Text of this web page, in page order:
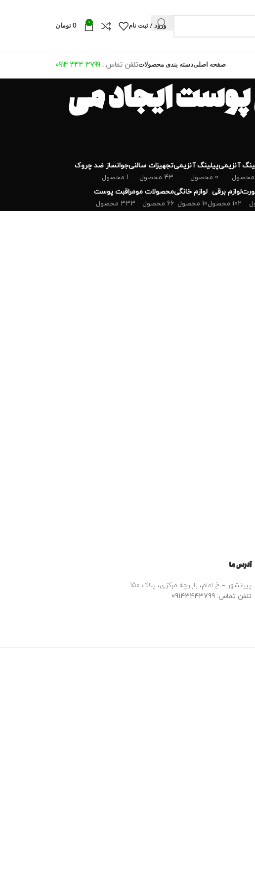
ورود / ثبت نام
0
0 تومان
صفحه اصلیدسته بندی محصولاتتلفن تماس : 3799 344 0914
پوست ایجاد می
آنزیمیپیلینگ آنزیمی
0 محصول
تجهیزات سالنی
43 محصول
جوانساز ضد چروک
1 محصول
لوازم برقی
102 محصول
لوازم خانگی
10 محصول
محصولات مو
66 محصول
مراقبت پوست
333 محصول
آدرس ما
پیرانشهر – خ امام، بازارچه مرکزی، پلاک 150
تلفن تماس: 09143443799